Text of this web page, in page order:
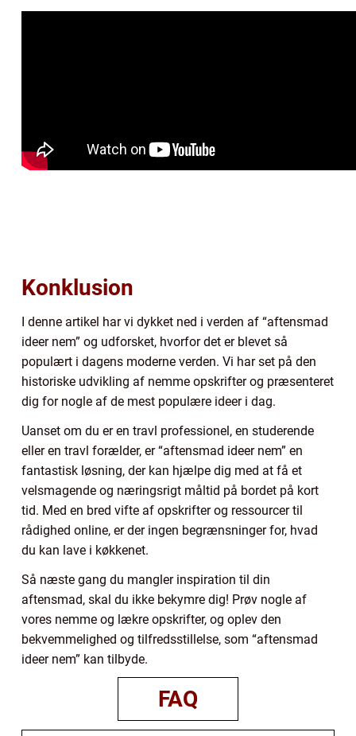
Konklusion
I denne artikel har vi dykket ned i verden af “aftensmad
ideer nem” og udforsket, hvorfor det er blevet så
populært i dagens moderne verden. Vi har set på den
historiske udvikling af nemme opskrifter og præsenteret
dig for nogle af de mest populære ideer i dag.
Uanset om du er en travl professionel, en studerende
eller en travl forælder, er “aftensmad ideer nem” en
fantastisk løsning, der kan hjælpe dig med at få et
velsmagende og næringsrigt måltid på bordet på kort
tid. Med en bred vifte af opskrifter og ressourcer til
rådighed online, er der ingen begrænsninger for, hvad
du kan lave i køkkenet.
Så næste gang du mangler inspiration til din
aftensmad, skal du ikke bekymre dig! Prøv nogle af
vores nemme og lækre opskrifter, og oplev den
bekvemmelighed og tilfredsstillelse, som “aftensmad
ideer nem” kan tilbyde.
FAQ